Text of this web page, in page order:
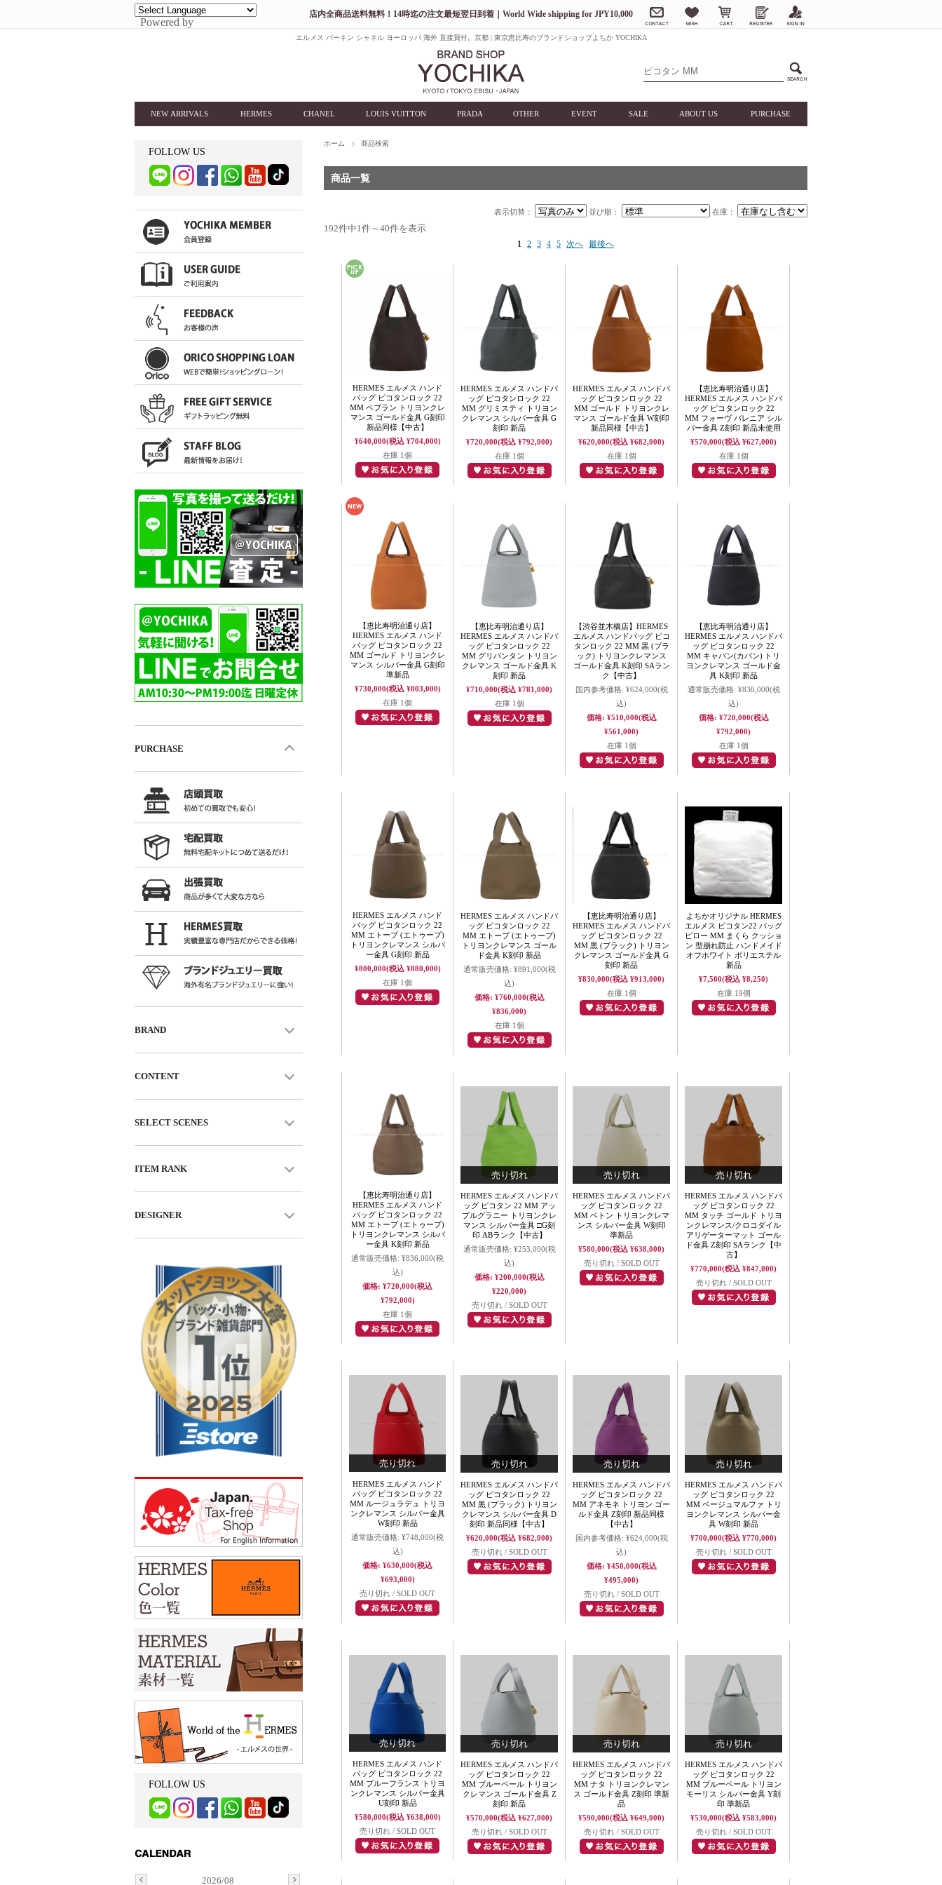
Powered by
店内全商品送料無料！14時迄の注文最短翌日到着｜World Wide shipping for JPY10,000
エルメス バーキン シャネル ヨーロッパ 海外 直接買付。京都 | 東京恵比寿のブランドショップよちか YOCHIKA
NEW ARRIVALS HERMES CHANEL LOUIS VUITTON PRADA OTHER EVENT SALE ABOUT US PURCHASE
ホーム 商品検索
商品一覧
表示切替： 並び順： 在庫：
192件中1件～40件を表示
1 2 3 4 5 次へ 最後へ
HERMES エルメス ハンド
バッグ ピコタンロック 22
MM ベブラン トリヨンクレ
マンス ゴールド金具 G刻印
新品同様【中古】
¥640,000(税込 ¥704,000)
在庫 1個
HERMES エルメス ハンドバ
ッグ ピコタンロック 22
MM グリミスティ トリヨン
クレマンス シルバー金具 G
刻印 新品
¥720,000(税込 ¥792,000)
在庫 1個
HERMES エルメス ハンドバ
ッグ ピコタンロック 22
MM ゴールド トリヨンクレ
マンス ゴールド金具 W刻印
新品同様【中古】
¥620,000(税込 ¥682,000)
在庫 1個
【恵比寿明治通り店】
HERMES エルメス ハンドバ
ッグ ピコタンロック 22
MM フォーヴ バレニア シル
バー金具 Z刻印 新品未使用
¥570,000(税込 ¥627,000)
在庫 1個
【恵比寿明治通り店】
HERMES エルメス ハンド
バッグ ピコタンロック 22
MM ゴールド トリヨンクレ
マンス シルバー金具 G刻印
準新品
¥730,000(税込 ¥803,000)
在庫 1個
【恵比寿明治通り店】
HERMES エルメス ハンドバ
ッグ ピコタンロック 22
MM グリパンタン トリヨン
クレマンス ゴールド金具 K
刻印 新品
¥710,000(税込 ¥781,000)
在庫 1個
【渋谷並木橋店】HERMES
エルメス ハンドバッグ ピコ
タンロック 22 MM 黒 (ブラ
ック) トリヨンクレマンス
ゴールド金具 K刻印 SAラン
ク【中古】
国内参考価格: ¥624,000(税
込)
価格: ¥510,000(税込
¥561,000)
在庫 1個
【恵比寿明治通り店】
HERMES エルメス ハンドバ
ッグ ピコタンロック 22
MM キャバン(カバン) トリ
ヨンクレマンス ゴールド金
具 K刻印 新品
通常販売価格: ¥836,000(税
込)
価格: ¥720,000(税込
¥792,000)
在庫 1個
HERMES エルメス ハンド
バッグ ピコタンロック 22
MM エトープ (エトゥープ)
トリヨンクレマンス シルバ
ー金具 G刻印 新品
¥800,000(税込 ¥880,000)
在庫 1個
HERMES エルメス ハンドバ
ッグ ピコタンロック 22
MM エトープ (エトゥープ)
トリヨンクレマンス ゴール
ド金具 K刻印 新品
通常販売価格: ¥891,000(税
込)
価格: ¥760,000(税込
¥836,000)
在庫 1個
【恵比寿明治通り店】
HERMES エルメス ハンドバ
ッグ ピコタンロック 22
MM 黒 (ブラック) トリヨン
クレマンス ゴールド金具 G
刻印 新品
¥830,000(税込 ¥913,000)
在庫 1個
よちかオリジナル HERMES
エルメス ピコタン22 バッグ
ピロー MM まくら クッショ
ン 型崩れ防止 ハンドメイド
オフホワイト ポリエステル
新品
¥7,500(税込 ¥8,250)
在庫 19個
【恵比寿明治通り店】
HERMES エルメス ハンド
バッグ ピコタンロック 22
MM エトープ (エトゥープ)
トリヨンクレマンス シルバ
ー金具 K刻印 新品
通常販売価格: ¥836,000(税
込)
価格: ¥720,000(税込
¥792,000)
在庫 1個
HERMES エルメス ハンドバ
ッグ ピコタン 22 MM アッ
プルグラニー トリヨンクレ
マンス シルバー金具 □G刻
印 ABランク【中古】
通常販売価格: ¥253,000(税
込)
価格: ¥200,000(税込
¥220,000)
売り切れ / SOLD OUT
HERMES エルメス ハンドバ
ッグ ピコタンロック 22
MM ベトン トリヨンクレマ
ンス シルバー金具 W刻印
準新品
¥580,000(税込 ¥638,000)
売り切れ / SOLD OUT
HERMES エルメス ハンドバ
ッグ ピコタンロック 22
MM タッチ ゴールド トリヨ
ンクレマンス/クロコダイル
アリゲーターマット ゴール
ド金具 Z刻印 SAランク【中
古】
¥770,000(税込 ¥847,000)
売り切れ / SOLD OUT
HERMES エルメス ハンド
バッグ ピコタンロック 22
MM ルージュラデュ トリヨ
ンクレマンス シルバー金具
W刻印 新品
通常販売価格: ¥748,000(税
込)
価格: ¥630,000(税込
¥693,000)
売り切れ / SOLD OUT
HERMES エルメス ハンドバ
ッグ ピコタンロック 22
MM 黒 (ブラック) トリヨン
クレマンス シルバー金具 D
刻印 新品同様【中古】
¥620,000(税込 ¥682,000)
売り切れ / SOLD OUT
HERMES エルメス ハンドバ
ッグ ピコタンロック 22
MM アネモネ トリヨン ゴー
ルド金具 Z刻印 新品同様
【中古】
国内参考価格: ¥624,000(税
込)
価格: ¥450,000(税込
¥495,000)
売り切れ / SOLD OUT
HERMES エルメス ハンドバ
ッグ ピコタンロック 22
MM ベージュマルファ トリ
ヨンクレマンス シルバー金
具 W刻印 新品
¥700,000(税込 ¥770,000)
売り切れ / SOLD OUT
HERMES エルメス ハンド
バッグ ピコタンロック 22
MM ブルーフランス トリヨ
ンクレマンス シルバー金具
U刻印 新品
¥580,000(税込 ¥638,000)
売り切れ / SOLD OUT
HERMES エルメス ハンドバ
ッグ ピコタンロック 22
MM ブルーペール トリヨン
クレマンス ゴールド金具 Z
刻印 新品
¥570,000(税込 ¥627,000)
売り切れ / SOLD OUT
HERMES エルメス ハンドバ
ッグ ピコタンロック 22
MM ナタ トリヨンクレマン
ス ゴールド金具 Z刻印 準新
品
¥590,000(税込 ¥649,000)
売り切れ / SOLD OUT
HERMES エルメス ハンドバ
ッグ ピコタンロック 22
MM ブルーペール トリヨン
モーリス シルバー金具 Y刻
印 準新品
¥530,000(税込 ¥583,000)
売り切れ / SOLD OUT
FOLLOW US
PURCHASE
BRAND
CONTENT
SELECT SCENES
ITEM RANK
DESIGNER
FOLLOW US
2026/08